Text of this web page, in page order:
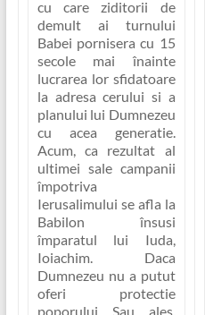
cu care ziditorii de
demult ai turnului
Babei pornisera cu 15
secole mai înainte
lucrarea lor sfidatoare
la adresa cerului si a
planului lui Dumnezeu
cu acea generatie.
Acum, ca rezultat al
ultimei sale campanii
împotriva
Ierusalimului se afla la
Babilon însusi
împaratul lui Iuda,
Ioiachim. Daca
Dumnezeu nu a putut
oferi protectie
poporului Sau ales,